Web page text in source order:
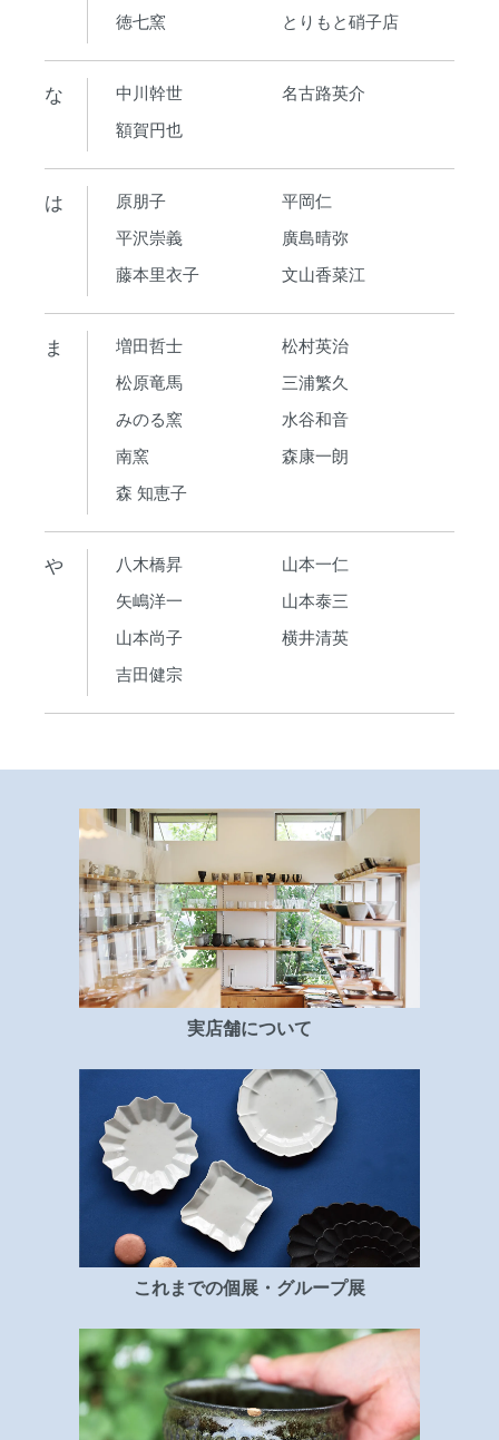
徳七窯
とりもと硝子店
な 中川幹世
名古路英介
額賀円也
は 原朋子
平岡仁
平沢崇義
廣島晴弥
藤本里衣子
文山香菜江
ま 増田哲士
松村英治
松原竜馬
三浦繁久
みのる窯
水谷和音
南窯
森康一朗
森 知恵子
や 八木橋昇
山本一仁
矢嶋洋一
山本泰三
山本尚子
横井清英
吉田健宗
実店舗について
これまでの個展・グループ展